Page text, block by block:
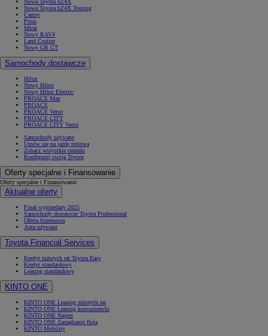
Nowa Toyota bZ4X
Nowa Toyota bZ4X Touring
Camry
Prius
Mirai
Nowy RAV4
Land Cruiser
Nowy GR GT
Samochody dostawcze
Hilux
Nowy Hilux
Nowy Hilux Electric
PROACE Max
PROACE
PROACE Verso
PROACE CITY
PROACE CITY Verso
Samochody używane
Umów się na jazdę testową
Zobacz wszystkie cenniki
Konfiguruj swoją Toyotę
Oferty specjalne i Finansowanie
Oferty specjalne i Finansowanie
Aktualne oferty
Finał wyprzedaży 2025
Samochody dostawcze Toyota Professional
Oferta biznesowa
Auta używane
Toyota Financial Services
Kredyt niższych rat Toyota Easy
Kredyt standardowy
Leasing standardowy
KINTO ONE
KINTO ONE Leasing niższych rat
KINTO ONE Leasing konsumencki
KINTO ONE Najem
KINTO ONE Zarządzanie flotą
KINTO Mobility